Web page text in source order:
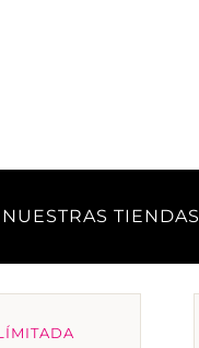
NUESTRAS TIENDAS